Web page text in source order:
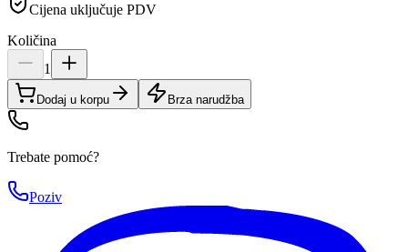
Cijena uključuje PDV
Količina
1
Dodaj u korpu Brza narudžba
Trebate pomoć?
Poziv